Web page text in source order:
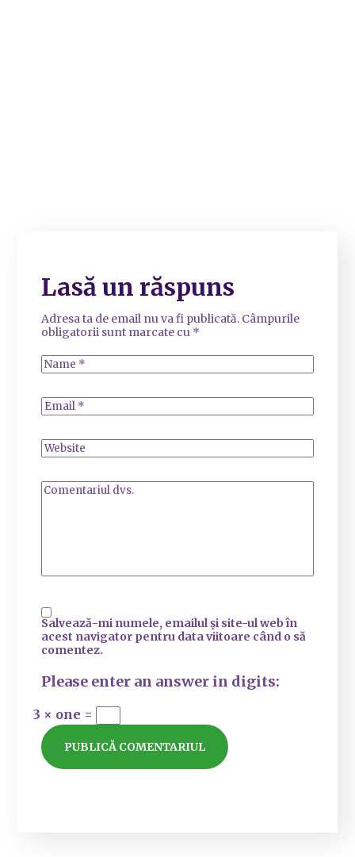
Lasă un răspuns
Adresa ta de email nu va fi publicată. Câmpurile
obligatorii sunt marcate cu *
Salvează-mi numele, emailul și site-ul web în
acest navigator pentru data viitoare când o să
comentez.
Please enter an answer in digits:
3 × one =